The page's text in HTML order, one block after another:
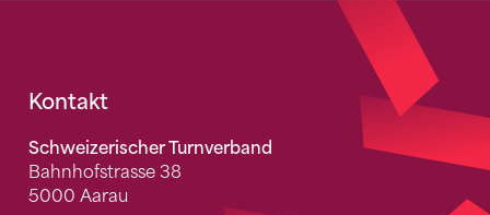
Fusszeile
Kontakt
Schweizerischer Turnverband
Bahnhofstrasse 38
5000 Aarau